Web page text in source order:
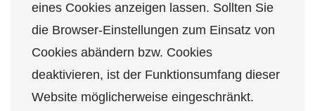
eines Cookies anzeigen lassen. Sollten Sie
die Browser-Einstellungen zum Einsatz von
Cookies abändern bzw. Cookies
deaktivieren, ist der Funktionsumfang dieser
Website möglicherweise eingeschränkt.